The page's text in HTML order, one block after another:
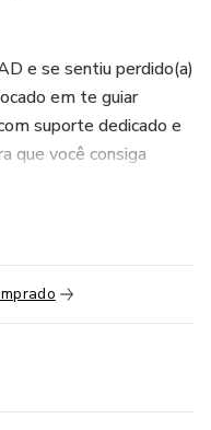
e se sentiu perdido(a)
em te guiar
suporte dedicado e
que você consiga
com todas as aulas e
vez e acessa para
que vai agregar